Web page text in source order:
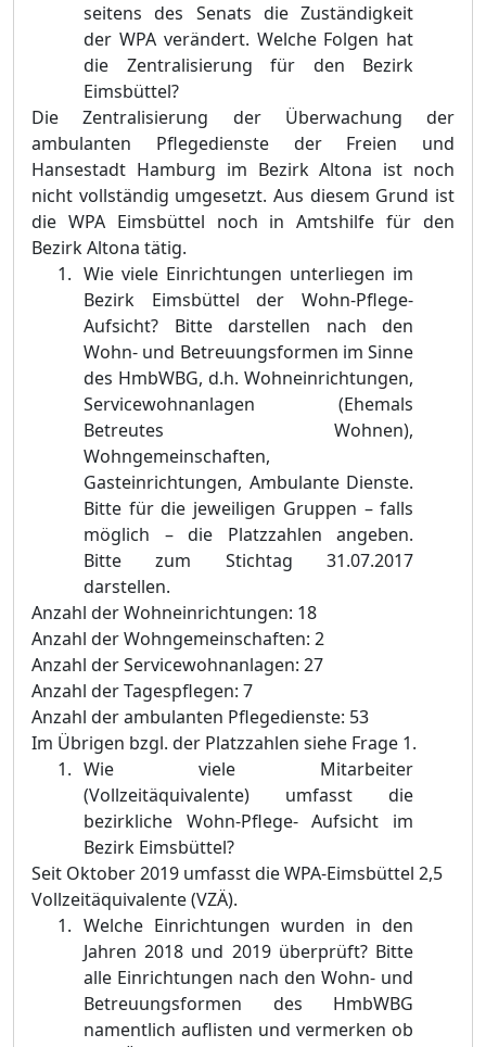
seitens des Senats die Zuständigkeit
der WPA verändert. Welche Folgen hat
die Zentralisierung für den Bezirk
Eimsbüttel?
Die Zentralisierung der Überwachung der
ambulanten Pflegedienste der Freien und
Hansestadt Hamburg im Bezirk Altona ist noch
nicht vollständig umgesetzt. Aus diesem Grund ist
die WPA Eimsbüttel noch in Amtshilfe für den
Bezirk Altona tätig.
Wie viele Einrichtungen unterliegen im
Bezirk Eimsbüttel der Wohn-Pflege-
Aufsicht? Bitte darstellen nach den
Wohn- und Betreuungsformen im Sinne
des HmbWBG, d.h. Wohneinrichtungen,
Servicewohnanlagen (Ehemals
Betreutes Wohnen),
Wohngemeinschaften,
Gasteinrichtungen, Ambulante Dienste.
Bitte für die jeweiligen Gruppen – falls
möglich – die Platzzahlen angeben.
Bitte zum Stichtag 31.07.2017
darstellen.
Anzahl der Wohneinrichtungen: 18
Anzahl der Wohngemeinschaften: 2
Anzahl der Servicewohnanlagen: 27
Anzahl der Tagespflegen: 7
Anzahl der ambulanten Pflegedienste: 53
Im Übrigen bzgl. der Platzzahlen siehe Frage 1.
Wie viele Mitarbeiter
(Vollzeitäquivalente) umfasst die
bezirkliche Wohn-Pflege- Aufsicht im
Bezirk Eimsbüttel?
Seit Oktober 2019 umfasst die WPA-Eimsbüttel 2,5
Vollzeitäquivalente (VZÄ).
Welche Einrichtungen wurden in den
Jahren 2018 und 2019 überprüft? Bitte
alle Einrichtungen nach den Wohn- und
Betreuungsformen des HmbWBG
namentlich auflisten und vermerken ob